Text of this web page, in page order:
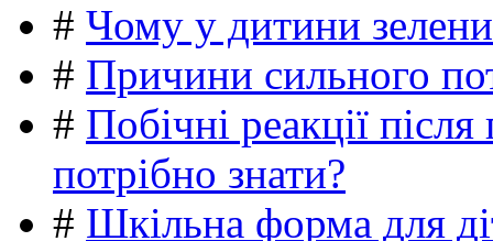
# Чому у дитини
# Причини сильного
# Побічні реакції
потрібно знати?
# Шкільна форма для